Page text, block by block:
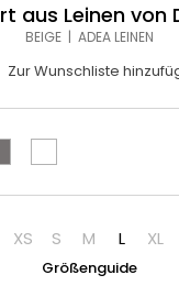
aus Leinen von
BEIGE | ADEA LEINEN
Zur Wunschliste
XS S M L XL
Größenguide